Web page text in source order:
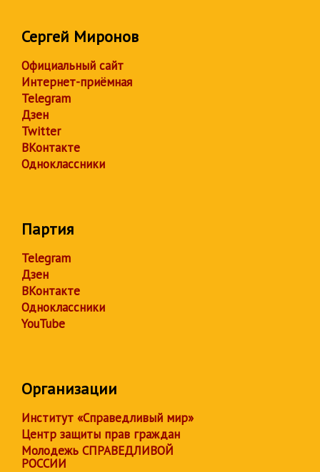
Сергей Миронов
Официальный сайт
Интернет-приёмная
Telegram
Дзен
Twitter
ВКонтакте
Одноклассники
Партия
Telegram
Дзен
ВКонтакте
Одноклассники
YouTube
Организации
Институт «Справедливый мир»
Центр защиты прав граждан
Молодежь СПРАВЕДЛИВОЙ
РОССИИ